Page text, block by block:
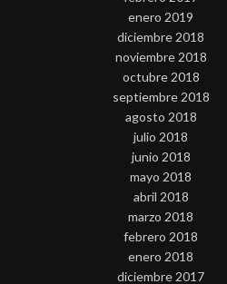
enero 2019
diciembre 2018
noviembre 2018
octubre 2018
septiembre 2018
agosto 2018
julio 2018
junio 2018
mayo 2018
abril 2018
marzo 2018
febrero 2018
enero 2018
diciembre 2017